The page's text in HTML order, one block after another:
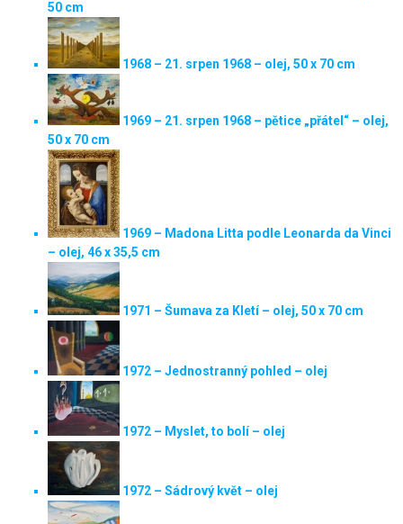
50 cm
1968 – 21. srpen 1968 – olej, 50 x 70 cm
1969 – 21. srpen 1968 – pětice „přátel“ – olej,
50 x 70 cm
1969 – Madona Litta podle Leonarda da Vinci
– olej, 46 x 35,5 cm
1971 – Šumava za Kletí – olej, 50 x 70 cm
1972 – Jednostranný pohled – olej
1972 – Myslet, to bolí – olej
1972 – Sádrový květ – olej